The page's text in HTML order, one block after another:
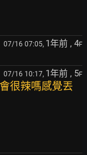
07/16 07:05, 1年前 , 4F
07/16 10:17, 1年前 , 5F
很辣嗎感覺丟